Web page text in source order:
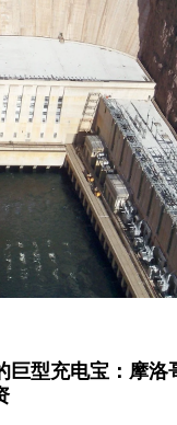
巨型充电宝：摩洛